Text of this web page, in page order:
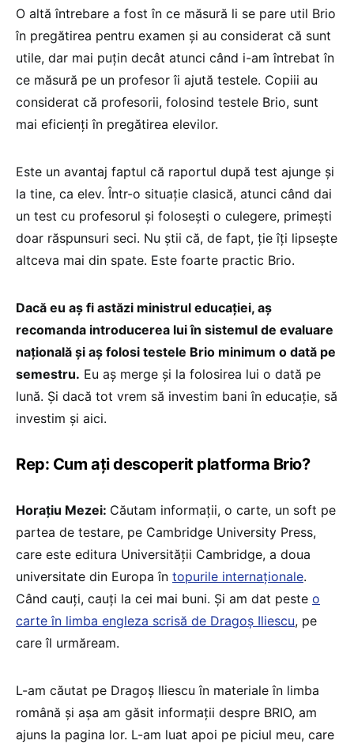
O altă întrebare a fost în ce măsură li se pare util Brio
în pregătirea pentru examen și au considerat că sunt
utile, dar mai puțin decât atunci când i-am întrebat în
ce măsură pe un profesor îi ajută testele. Copiii au
considerat că profesorii, folosind testele Brio, sunt
mai eficienți în pregătirea elevilor.
Este un avantaj faptul că raportul după test ajunge și
la tine, ca elev. Într-o situație clasică, atunci când dai
un test cu profesorul și folosești o culegere, primești
doar răspunsuri seci. Nu știi că, de fapt, ție îți lipsește
altceva mai din spate. Este foarte practic Brio.
Dacă eu aș fi astăzi ministrul educației, aș
recomanda introducerea lui în sistemul de evaluare
națională și aș folosi testele Brio minimum o dată pe
semestru. Eu aș merge și la folosirea lui o dată pe
lună. Și dacă tot vrem să investim bani în educație, să
investim și aici.
Rep: Cum ați descoperit platforma Brio?
Horațiu Mezei: Căutam informații, o carte, un soft pe
partea de testare, pe Cambridge University Press,
care este editura Universității Cambridge, a doua
universitate din Europa în topurile internaționale.
Când cauți, cauți la cei mai buni. Și am dat peste o
carte în limba engleza scrisă de Dragoș Iliescu, pe
care îl urmăream.
L-am căutat pe Dragoș Iliescu în materiale în limba
română și așa am găsit informații despre BRIO, am
ajuns la pagina lor. L-am luat apoi pe piciul meu, care